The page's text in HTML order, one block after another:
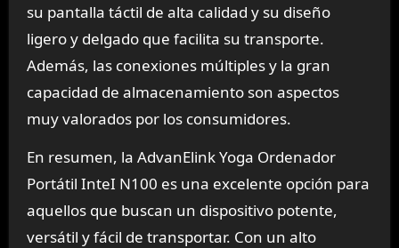
su pantalla táctil de alta calidad y su diseño
ligero y delgado que facilita su transporte.
Además, las conexiones múltiples y la gran
capacidad de almacenamiento son aspectos
muy valorados por los consumidores.
En resumen, la AdvanElink Yoga Ordenador
Portátil InteI N100 es una excelente opción para
aquellos que buscan un dispositivo potente,
versátil y fácil de transportar. Con un alto